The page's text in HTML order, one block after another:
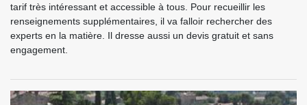
tarif très intéressant et accessible à tous. Pour recueillir les
renseignements supplémentaires, il va falloir rechercher des
experts en la matière. Il dresse aussi un devis gratuit et sans
engagement.